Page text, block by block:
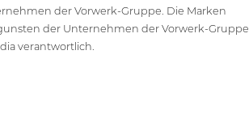
der Vorwerk-Gruppe. Die Marken
der Unternehmen der Vorwerk-Gruppe
verantwortlich.